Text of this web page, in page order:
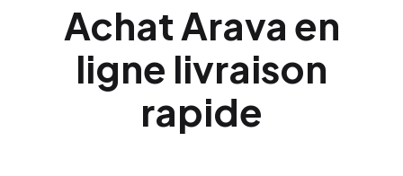
Achat Arava en
ligne livraison
rapide